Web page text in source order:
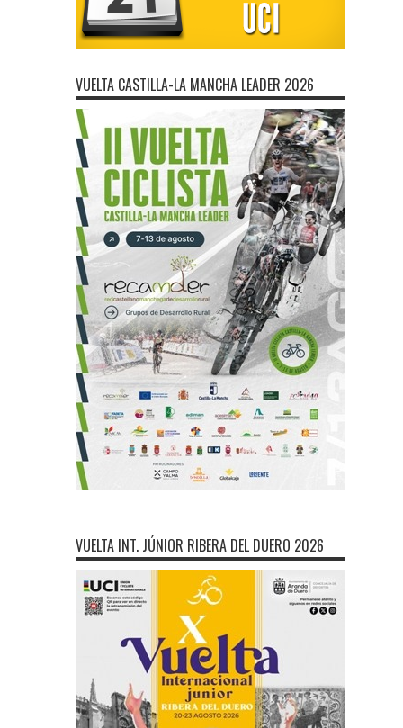
VUELTA CASTILLA-LA MANCHA LEADER 2026
VUELTA INT. JÚNIOR RIBERA DEL DUERO 2026